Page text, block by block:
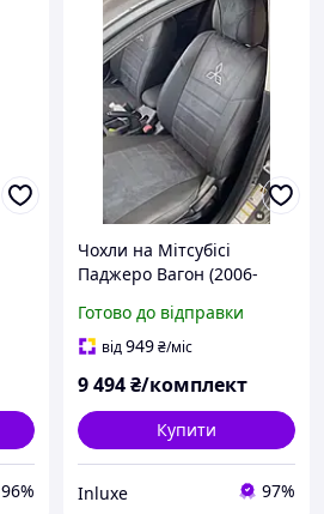
96%
Чохли на Мітсубісі
Паджеро Вагон (2006-
MITSUBISHI Pajero Wagon
LUX
Готово до відправки
від949₴/міс
9 494₴/комплект
Купити
Inluxe 97%